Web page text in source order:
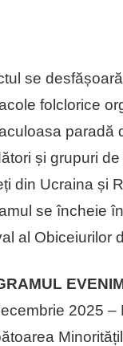
se
folclorice
paradă
și grupuri
din Ucraina și
se încheie
al Obiceiurilor
2025 –